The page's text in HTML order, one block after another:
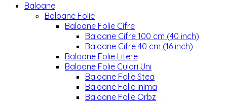
Baloane
Baloane Folie
Baloane Folie Cifre
Baloane Cifre 100 cm (40 inch)
Baloane Cifre 40 cm (16 inch)
Baloane Folie Litere
Baloane Folie Culori Uni
Baloane Folie Stea
Baloane Folie Inima
Baloane Folie Orbz